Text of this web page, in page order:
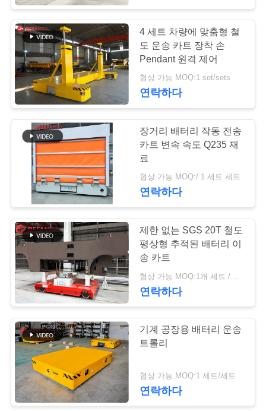
리
에
대
하
여
행
품
질
관
리
연
락
인적 미답 이동 손수
레
360
가로장 이동 손수레
172
AGV 자동 반송차
4 세트 차량에 맞춤형 철
도 운송 카트 장착 손
Pendant 원격 제어
협상 가능 MOQ:1 set/sets
연락하다
장거리 배터리 작동 전송
카트 변속 속도 Q235 재
료
협상 가능 MOQ:/ 1 세트 세트
연락하다
제한 없는 SGS 20T 철도
평상형 추적된 배터리 이
송 카트
연락하다
기계 공장용 배터리 운송
트롤리
협상 가능 MOQ:1 세트/세트
연락하다